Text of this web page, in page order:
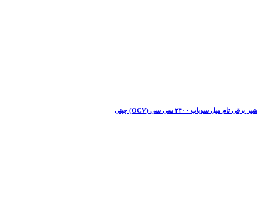
شیر برقی تام میل سوپاپ ۲۴۰۰ سی سی (OCV) چینی